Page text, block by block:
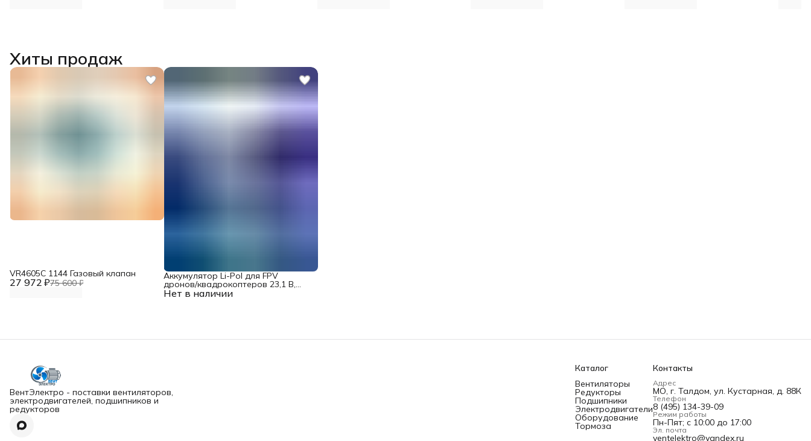
Хиты продаж
27 972 ₽75 600 ₽
VR4605С 1144 Газовый клапан
Нет в наличии
Аккумулятор Li-Pol для FPV
дронов/квадрокоптеров 23,1 В,
10000 мАч, 370 ВТ
ВентЭлектро - поставки вентиляторов,
электродвигателей, подшипников и
редукторов
Каталог
Вентиляторы
Редукторы
Подшипники
Электродвигатели
Оборудование
Тормоза
Контакты
Адрес
МО, г. Талдом, ул. Кустарная, д. 88К
Телефон
8 (495) 134-39-09
Режим работы
Пн-Пят; c 10:00 до 17:00
Эл. почта
ventelektro@yandex.ru